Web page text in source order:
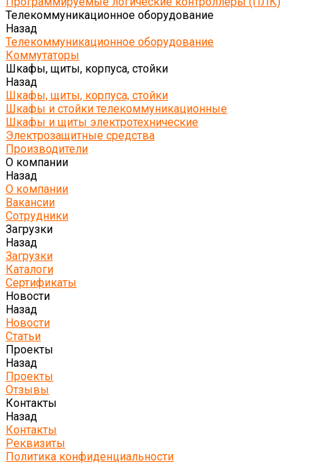
Телекоммуникационное оборудование
Назад
Телекоммуникационное оборудование
Коммутаторы
Шкафы, щиты, корпуса, стойки
Назад
Шкафы, щиты, корпуса, стойки
Шкафы и стойки телекоммуникационные
Шкафы и щиты электротехнические
Электрозащитные средства
Производители
О компании
Назад
О компании
Вакансии
Сотрудники
Загрузки
Назад
Загрузки
Каталоги
Сертификаты
Новости
Назад
Новости
Статьи
Проекты
Назад
Проекты
Отзывы
Контакты
Назад
Контакты
Реквизиты
Политика конфиденциальности